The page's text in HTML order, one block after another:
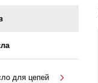
для цепей